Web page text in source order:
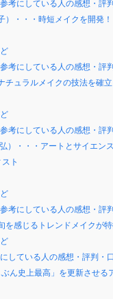
考にしている人の感想・評
）・・・時短メイクを開発！
考にしている人の感想・評
チュラルメイクの技法を確立
考にしている人の感想・評
）・・・アートとサイエン
ト
考にしている人の感想・評
を感じるトレンドメイクが
している人の感想・評判・
ん史上最高」を更新させる